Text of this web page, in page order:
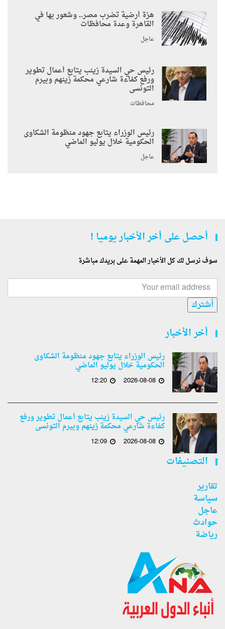
هزة أرضية تضرب مصر.. وشعور بها في
القاهرة وعدة محافظات
عاجل
رئيس حي السيدة زينب يتابع أعمال تطوير
ورفع كفاءة شارعي محكمة زينهم وبيرم
التونسى
محافظات
رئيس الوزراء يتابع جهود منظومة الشكاوى
الحكومية خلال يوليو الماضي
عاجل
أحصل على أخر الأخبار يوميا !
سوف نرسل لك كل الأخبار المهمة على بريدك مباشرة
أشترك
أخر الأخبار
رئيس الوزراء يتابع جهود منظومة الشكاوى
الحكومية خلال يوليو الماضي
2026-08-08
12:20
رئيس حي السيدة زينب يتابع أعمال تطوير ورفع
كفاءة شارعي محكمة زينهم وبيرم التونسى
2026-08-08
12:09
التصنيفات
تقارير
سياسة
عاجل
حوادث
رياضة